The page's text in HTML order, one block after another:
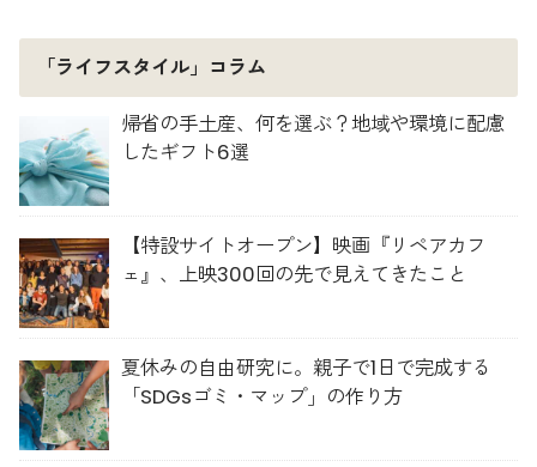
「ライフスタイル」コラム
帰省の手土産、何を選ぶ？地域や環境に配慮
したギフト6選
【特設サイトオープン】映画『リペアカフ
ェ』、上映300回の先で見えてきたこと
夏休みの自由研究に。親子で1日で完成する
「SDGsゴミ・マップ」の作り方